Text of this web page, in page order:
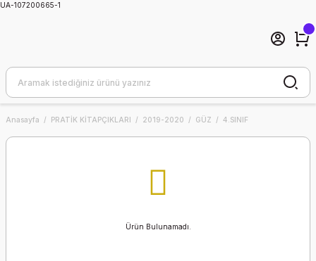
UA-107200665-1
Anasayfa PRATİK KİTAPÇIKLARI 2019-2020 GÜZ 4.SINIF
Ürün Bulunamadı.